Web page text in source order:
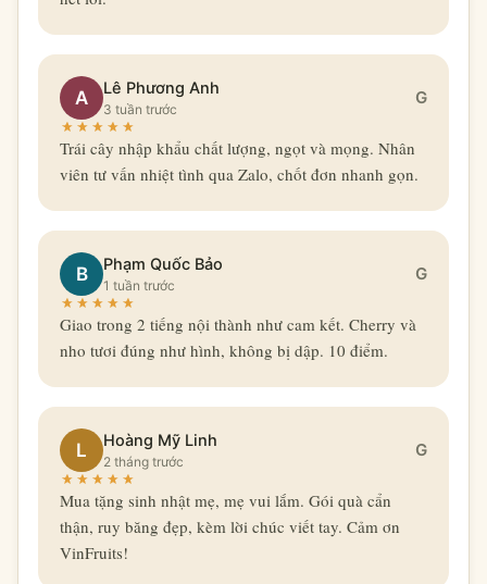
A Lê Phương Anh
3 tuần trước
G
Trái cây nhập khẩu chất lượng, ngọt và mọng. Nhân
viên tư vấn nhiệt tình qua Zalo, chốt đơn nhanh gọn.
B Phạm Quốc Bảo
1 tuần trước
G
Giao trong 2 tiếng nội thành như cam kết. Cherry và
nho tươi đúng như hình, không bị dập. 10 điểm.
L Hoàng Mỹ Linh
2 tháng trước
G
Mua tặng sinh nhật mẹ, mẹ vui lắm. Gói quà cẩn
thận, ruy băng đẹp, kèm lời chúc viết tay. Cảm ơn
VinFruits!